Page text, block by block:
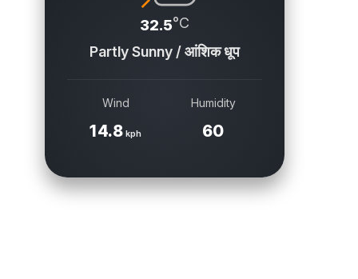
32.5°C
Partly Sunny / आंशिक धूप
Wind
14.8 kph
Humidity
60